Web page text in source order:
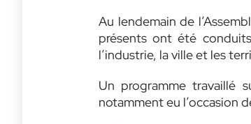
Au lendemain de
présents ont été
l’industrie, la ville et les
Un programme travaillé
notamment eu l’occasion